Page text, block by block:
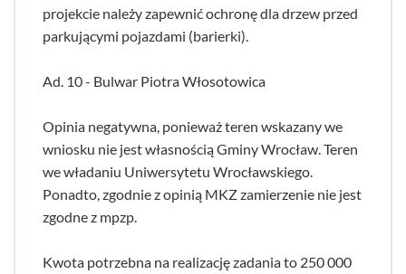
projekcie należy zapewnić ochronę dla drzew przed
parkującymi pojazdami (barierki).
Ad. 10 - Bulwar Piotra Włosotowica
Opinia negatywna, ponieważ teren wskazany we
wniosku nie jest własnością Gminy Wrocław. Teren
we władaniu Uniwersytetu Wrocławskiego.
Ponadto, zgodnie z opinią MKZ zamierzenie nie jest
zgodne z mpzp.
Kwota potrzebna na realizację zadania to 250 000